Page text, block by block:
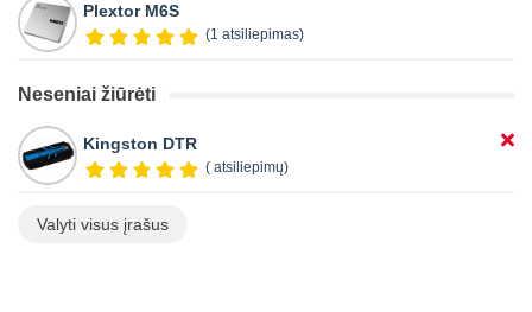
Plextor M6S
(1 atsiliepimas)
Neseniai žiūrėti
Kingston DTR
( atsiliepimų)
Valyti visus įrašus